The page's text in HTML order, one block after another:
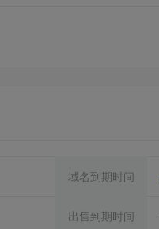
域名到期时间
出售到期时间